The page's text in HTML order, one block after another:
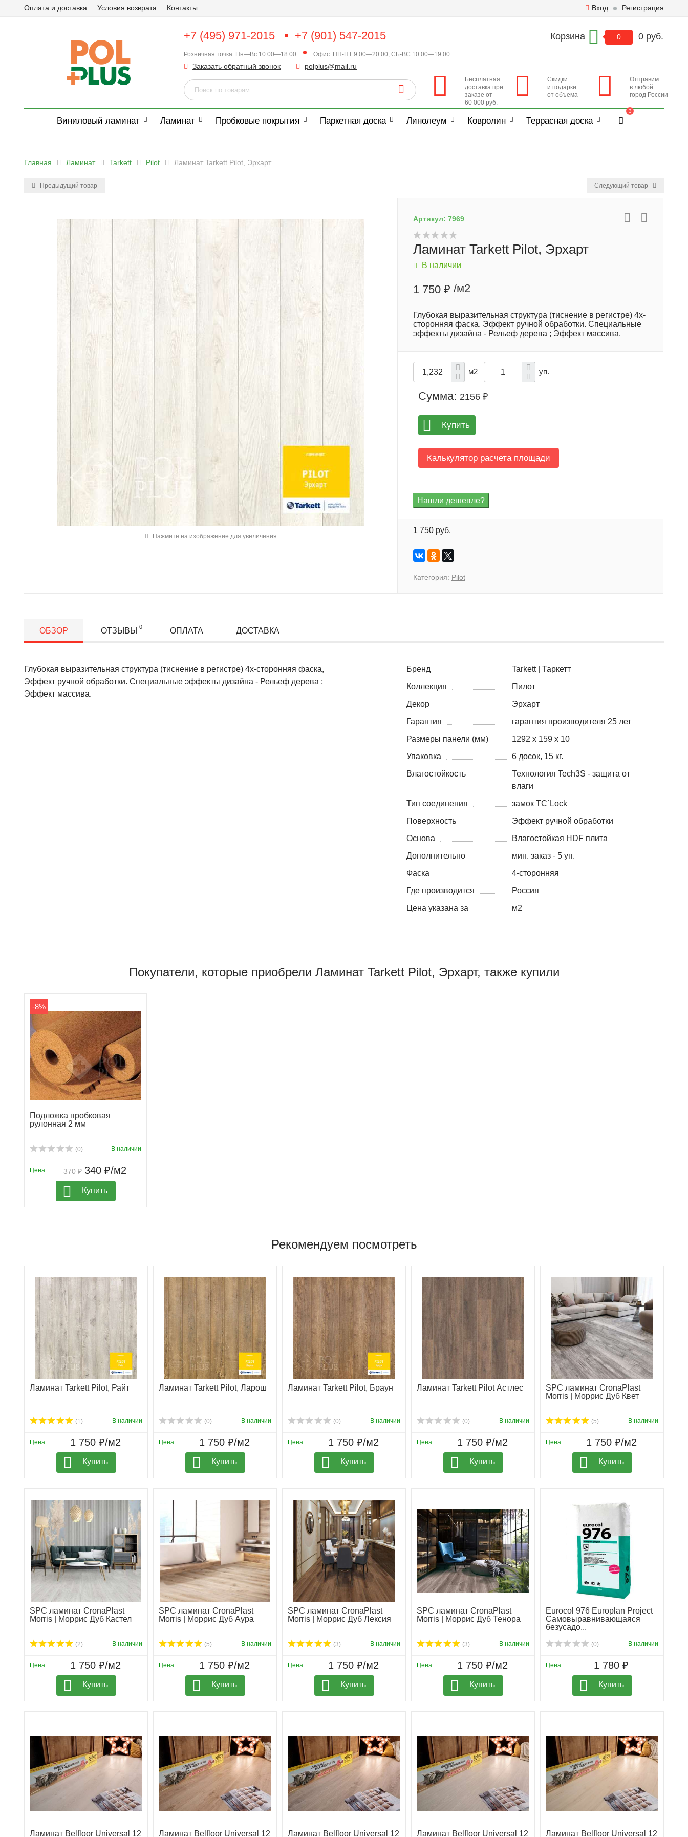
Оплата и доставка Условия возврата Контакты Вход Регистрация
+7 (495) 971-2015 +7 (901) 547-2015
Розничная точка: Пн—Вс 10:00—18:00 Офис: ПН-ПТ 9.00—20.00, СБ-ВС 10.00—19.00
Заказать обратный звонок polplus@mail.ru
Корзина 0 0 руб.
Бесплатная
доставка при
заказе от
60 000 руб.
Скидки
и подарки
от объема
Отправим
в любой
город России
Виниловый ламинат Ламинат Пробковые покрытия Паркетная доска Линолеум Ковролин Террасная доска
3
Главная Ламинат Tarkett Pilot Ламинат Tarkett Pilot, Эрхарт
Предыдущий товар Следующий товар
Нажмите на изображение для увеличения
Артикул: 7969
Ламинат Tarkett Pilot, Эрхарт
В наличии
1 750 ₽ /м2
Глубокая выразительная структура (тиснение в регистре) 4х-
сторонняя фаска, Эффект ручной обработки. Специальные
эффекты дизайна - Рельеф дерева ; Эффект массива.
м2 уп.
Сумма: 2156 ₽
Купить
Калькулятор расчета площади
1 750 руб.
Категория: Pilot
ОБЗОР ОТЗЫВЫ 0 ОПЛАТА ДОСТАВКА
Глубокая выразительная структура (тиснение в регистре) 4х-сторонняя фаска,
Эффект ручной обработки. Специальные эффекты дизайна - Рельеф дерева ;
Эффект массива.
Бренд
Tarkett | Таркетт
Коллекция
Пилот
Декор
Эрхарт
Гарантия
гарантия производителя 25 лет
Размеры панели (мм)
1292 х 159 х 10
Упаковка
6 досок, 15 кг.
Влагостойкость
Технология Tech3S - защита от
влаги
Тип соединения
замок TС`Lock
Поверхность
Эффект ручной обработки
Основа
Влагостойкая HDF плита
Дополнительно
мин. заказ - 5 уп.
Фаска
4-сторонняя
Где производится
Россия
Цена указана за
м2
Покупатели, которые приобрели Ламинат Tarkett Pilot, Эрхарт, также купили
-8%
Подложка пробковая
рулонная 2 мм
(0) В наличии
370 ₽
Цена: 340 ₽/м2
Купить
Рекомендуем посмотреть
Ламинат Tarkett Pilot, Райт
(1) В наличии
Цена: 1 750 ₽/м2
Купить
Ламинат Tarkett Pilot, Ларош
(0) В наличии
Цена: 1 750 ₽/м2
Купить
Ламинат Tarkett Pilot, Браун
(0) В наличии
Цена: 1 750 ₽/м2
Купить
Ламинат Tarkett Pilot Астлес
(0) В наличии
Цена: 1 750 ₽/м2
Купить
SPC ламинат CronaPlast
Morris | Моррис Дуб Квет
(5) В наличии
Цена: 1 750 ₽/м2
Купить
SPC ламинат CronaPlast
Morris | Моррис Дуб Кастел
(2) В наличии
Цена: 1 750 ₽/м2
Купить
SPC ламинат CronaPlast
Morris | Моррис Дуб Аура
(5) В наличии
Цена: 1 750 ₽/м2
Купить
SPC ламинат CronaPlast
Morris | Моррис Дуб Лексия
(3) В наличии
Цена: 1 750 ₽/м2
Купить
SPC ламинат CronaPlast
Morris | Моррис Дуб Тенора
(3) В наличии
Цена: 1 750 ₽/м2
Купить
Eurocol 976 Europlan Project
Самовыравнивающаяся
безусадо...
(0) В наличии
Цена: 1 780 ₽
Купить
Ламинат Belfloor Universal 12 Ламинат Belfloor Universal 12 Ламинат Belfloor Universal 12 Ламинат Belfloor Universal 12 Ламинат Belfloor Universal 12